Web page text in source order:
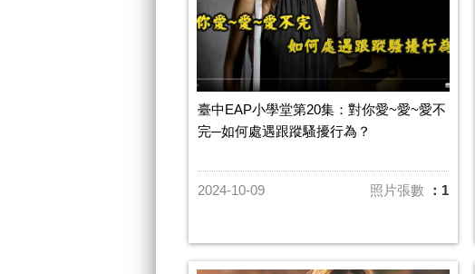
臺中EAP小學堂第20集：對你愛~愛~愛不
完─如何處遇跟蹤騷擾行為？
2024-10-09 照片張數 ：1